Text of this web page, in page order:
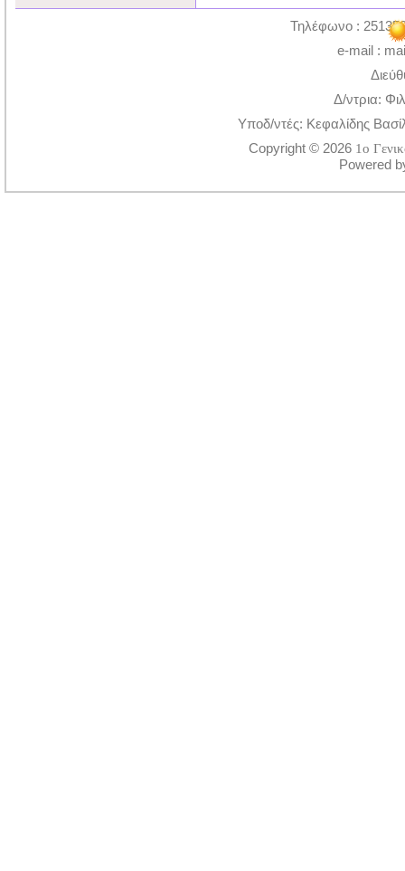
Τηλέφωνο :
e-mail :
Δ/ντρια:
Υποδ/ντές: Κεφαλίδης
Copyright © 2026 1ο
Powered